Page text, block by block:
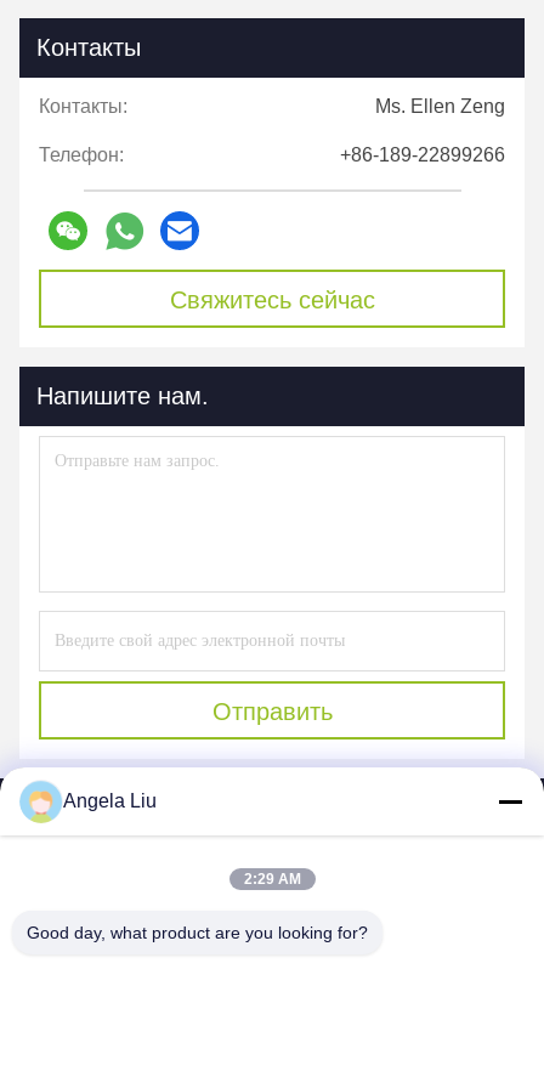
Контакты
Контакты: Ms. Ellen Zeng
Телефон: +86-189-22899266
Свяжитесь сейчас
Напишите нам.
Отправить
SHENZHEN MERCEDESTECHNOLOGY CO.,
Angela Liu
2:29 AM
Good day, what product are you looking for?